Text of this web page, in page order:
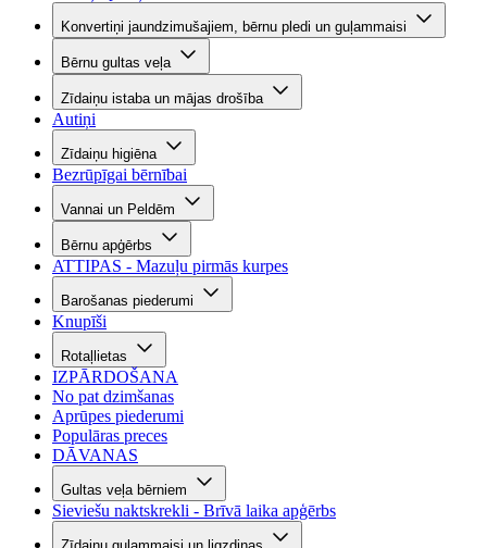
Konvertiņi jaundzimušajiem, bērnu pledi un guļammaisi
Bērnu gultas veļa
Zīdaiņu istaba un mājas drošība
Autiņi
Zīdaiņu higiēna
Bezrūpīgai bērnībai
Vannai un Peldēm
Bērnu apģērbs
ATTIPAS - Mazuļu pirmās kurpes
Barošanas piederumi
Knupīši
Rotaļlietas
IZPĀRDOŠANA
No pat dzimšanas
Aprūpes piederumi
Populāras preces
DĀVANAS
Gultas veļa bērniem
Sieviešu naktskrekli - Brīvā laika apģērbs